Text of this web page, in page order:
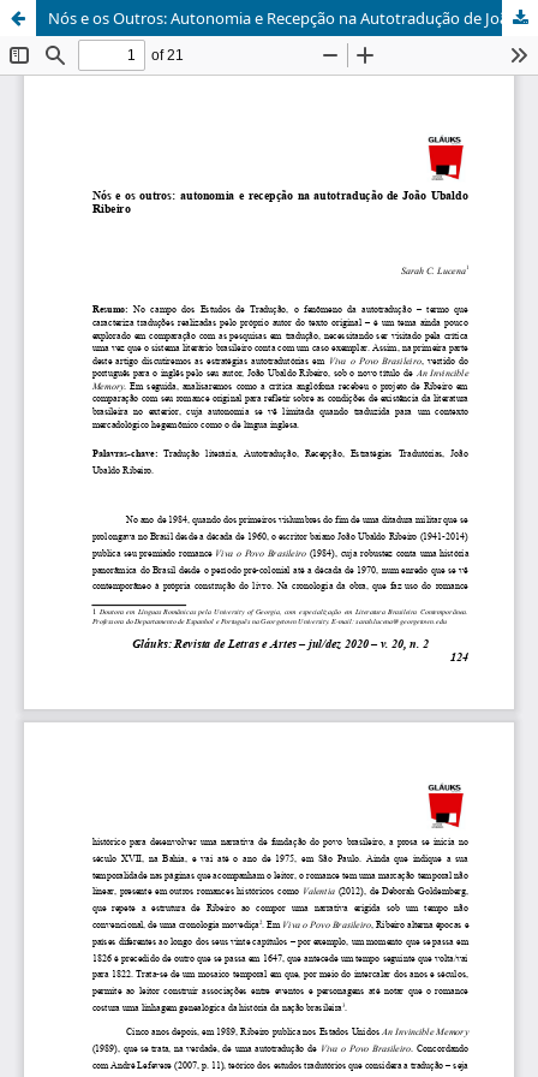
Nós e os Outros: Autonomia e Recepção na Autotradução de João Ubaldo Ribeiro